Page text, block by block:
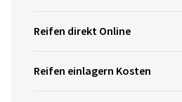
Reifen direkt Online
Reifen einlagern Kosten